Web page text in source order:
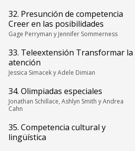
32. Presunción de competencia
Creer en las posibilidades
Gage Perryman y Jennifer Sommerness
33. Teleextensión Transformar la
atención
Jessica Simacek y Adele Dimian
34. Olimpiadas especiales
Jonathan Schillace, Ashlyn Smith y Andrea
Cahn
35. Competencia cultural y
lingüística